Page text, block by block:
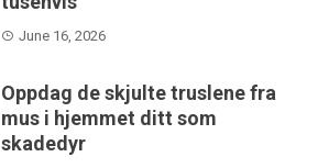
June 16, 2026
Oppdag de skjulte truslene fra
mus i hjemmet ditt som
skadedyr